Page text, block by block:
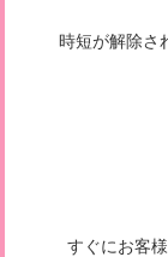
時短が解除さ
すぐにお客